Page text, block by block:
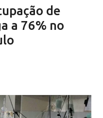
VACINAÇÃO SERRA NEGRA
de
a 76% no